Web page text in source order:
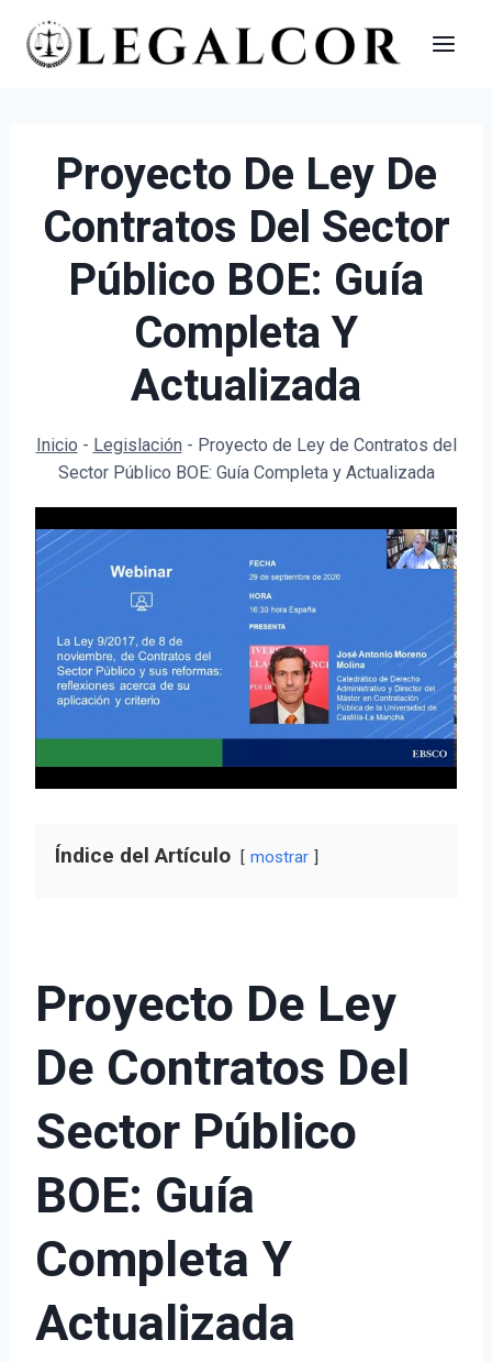
Saltar
Proyecto De Ley De
Contratos Del Sector
Público BOE: Guía
Completa Y
Actualizada
Inicio - Legislación - Proyecto de Ley de Contratos del
Sector Público BOE: Guía Completa y Actualizada
Índice del Artículo mostrar
Proyecto De Ley
De Contratos Del
Sector Público
BOE: Guía
Completa Y
Actualizada